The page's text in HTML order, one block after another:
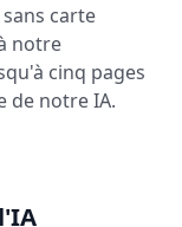
carte
notre
cinq pages
de notre IA.